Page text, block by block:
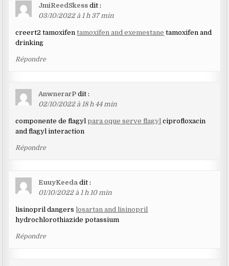
JmiReedSkess dit :
03/10/2022 à 1 h 37 min
creert2 tamoxifentamoxifen and exemestane tamoxifen and
drinking
Répondre
AnwnerarP dit :
02/10/2022 à 18 h 44 min
componente de flagylpara oque serve flagyl ciprofloxacin
and flagyl interaction
Répondre
EuuyKeeda dit :
01/10/2022 à 1 h 10 min
lisinopril dangerslosartan and lisinopril
hydrochlorothiazide potassium
Répondre